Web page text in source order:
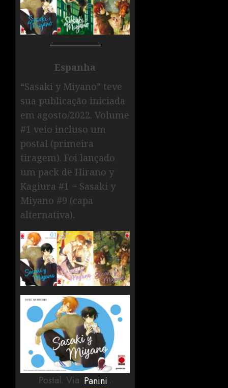
Espanha
“Sasaki y Miyano” teve
sua publicação iniciada
em agosto/2022. Volume
#1 veio incluso um
postal (primeira
tiragem). Foi lançado
um pack de Hirano y
Kagiura #1 + Sasaki y
Miyano #9 (capa
alternativa).
Postal. Via Panini .